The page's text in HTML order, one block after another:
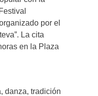
por el
La cita
en la Plaza
danza, tradición